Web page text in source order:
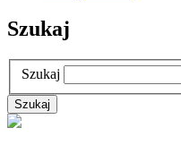
Szukaj
Szukaj